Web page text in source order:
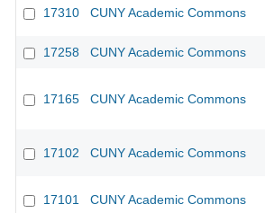
17310 CUNY Academic Commons
17258 CUNY Academic Commons
17165 CUNY Academic Commons
17102 CUNY Academic Commons
17101 CUNY Academic Commons